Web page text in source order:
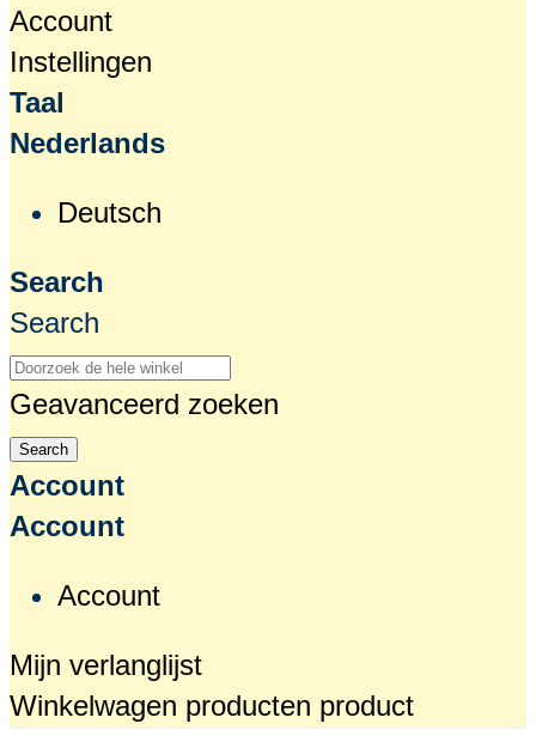
Account
Instellingen
Taal
Nederlands
Deutsch
Search
Search
Geavanceerd zoeken
Search
Account
Account
Account
Mijn verlanglijst
Winkelwagen producten product